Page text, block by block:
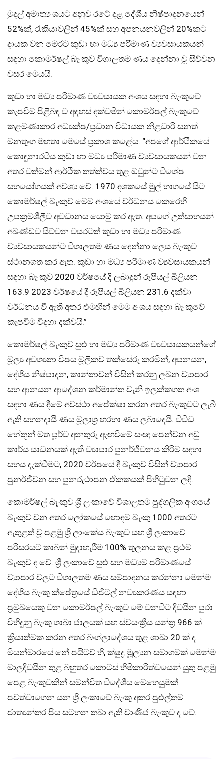
මුදල් අමාත්‍යංශයට අනුව රටේ දළ දේශීය නිෂ්පාදනයෙන්
52%ක්, රැකියාවලින් 45%ක් සහ අපනයනවලින් 20%කට
දායක වන මෙරට කුඩා හා මධ්‍ය පරිමාණ ව්‍යවසායකයන්
සඳහා කොමර්ෂල් බැංකුව විශාලතම ණය දෙන්නා වූ සිව්වන
වසර මෙයයි.
කුඩා හා මධ්‍ය පරිමාණ ව්‍යවසායක අංශය සඳහා බැංකුවේ
කැපවීම පිළිබඳ ව අදහස් දක්වමින් කොමර්ෂල් බැංකුවේ
කළමණාකාර අධ්‍යක්ෂ/ප්‍රධාන විධායක නිළධාරී සනත්
මනතුංග මහතා මෙසේ ප්‍රකාශ කළේය. “අපගේ ආර්ථිකයේ
කොඳුනාරටිය කුඩා හා මධ්‍ය පරිමාණ ව්‍යවසායකයන් වන
අතර වත්මන් ආර්ථික තත්ත්වය තුළ ඔවුන්ට විශේෂ
සහයෝගයක් අවශ්‍ය වේ. 1970 දශකයේ මුල් භාගයේ සිට
කොමර්ෂල් බැංකුව මෙම අංශයේ වර්ධනය කෙරෙහි
උපක්‍රමශීලීව අවධානය යොමු කර ඇත. අපගේ උත්සාහයන්
අඛණ්ඩව සිව්වන වසරටත් කුඩා හා මධ්‍ය පරිමාණ
ව්‍යවසායකයන්ට විශාලතම ණය දෙන්නා ලෙස බැංකුව
ස්ථානගත කර ඇත. කුඩා හා මධ්‍ය පරිමාණ ව්‍යවසායකයන්
සඳහා බැංකුව 2020 වර්ෂයේ දී ලබාදුන් රුපියල් බිලියන
163.9 2023 වර්ෂයේ දී රුපියල් බිලියන 231.6 දක්වා
වර්ධනය වී ඇති අතර එමඟින් මෙම අංශය සඳහා බැංකුවේ
කැපවීම විදහා දක්වයි.”
කොමර්ෂල් බැංකුව සුළු හා මධ්‍ය පරිමාණ ව්‍යවසායකයන්ගේ
මූල්‍ය අවශ්‍යතා විෂය මූලිකව තක්සේරු කරමින්, අපනයන,
දේශීය නිෂ්පාදන, කාන්තාවන් විසින් කරනු ලබන ව්‍යාපාර
සහ ආනයන ආදේශන කර්මාන්ත වැනි ඉලක්කගත අංශ
සඳහා ණය දීමේ අවස්ථා අපේක්ෂා කරන අතර බැංකුවට ලැබී
ඇති සහනදායී ණය මූලාශ්‍ර හරහා ණය ලබාදෙයි. විවිධ
හේතූන් මත පූර්ව අනතුරු ඇඟවීමේ සංඥා පෙන්වන අඩු
කාර්ය සාධනයක් ඇති ව්‍යාපාර පුනර්ජීවනය කිරීම සඳහා
සහය දැක්වීමට, 2020 වර්ෂයේ දී බැංකුව විසින් ව්‍යාපාර
පුනර්ජීවන සහ පුනරුථාපන ඒකකයක් පිහිටුවන ලදි.
කොමර්ෂල් බැංකුව ශ්‍රී ලංකාවේ විශාලතම පුද්ගලික අංශයේ
බැංකුව වන අතර ලෝකයේ හොඳම බැංකු 1000 අතරට
ඇතුළත් වූ පළමු ශ්‍රී ලාංකේය බැංකුව සහ ශ්‍රී ලංකාවේ
පරිසරයට කාබන් මුදාහැරීම 100% තුලනය කළ ප්‍රථම
බැංකුව ද වේ. ශ්‍රී ලංකාවේ සුළු සහ මධ්‍යම පරිමාණයේ
ව්‍යාපාර වලට විශාලතම ණය සම්පාදනය කරන්නා මෙන්ම
දේශීය බැංකු ක්ෂේත්‍රයේ ඩිජිටල් නව්‍යකරණය සඳහා
ප්‍රමුඛයෙකු වන කොමර්ෂල් බැංකුව මේ වනවිට දිවයින පුරා
විහිදුනු බැංකු ශාඛා ජාලයක් සහ ස්වයංක්‍රීය යන්ත්‍ර 966 ක්
ක්‍රියාත්මක කරන අතර බංග්ලාදේශය තුළ ශාඛා 20 ක් ද
මියන්මාරයේ නේ පයිටව් හි, ක්ෂුද්‍ර මූල්‍යන සමාගමක් මෙන්ම
මාලදිවයින තුළ බහුතර කොටස් හිමිකාරීත්වයෙන් යුතු පළමු
පෙළ බැංකුවකින් සමන්විත විදේශීය මෙහෙයුමක්
පවත්වාගෙන යන ශ්‍රී ලංකාවේ බැංකු අතර පුළුල්තම
ජාත්‍යන්තර පිය සටහන තබා ඇති වාණිජ බැංකුව ද වේ.